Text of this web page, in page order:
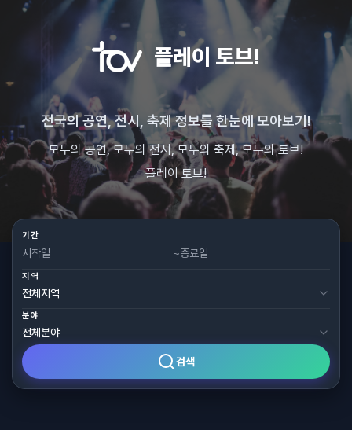
플레이 토브!
전국의 공연, 전시, 축제 정보를 한눈에 모아보기!
모두의 공연, 모두의 전시, 모두의 축제, 모두의 토브!
플레이 토브!
기간
~
지역
분야
검색